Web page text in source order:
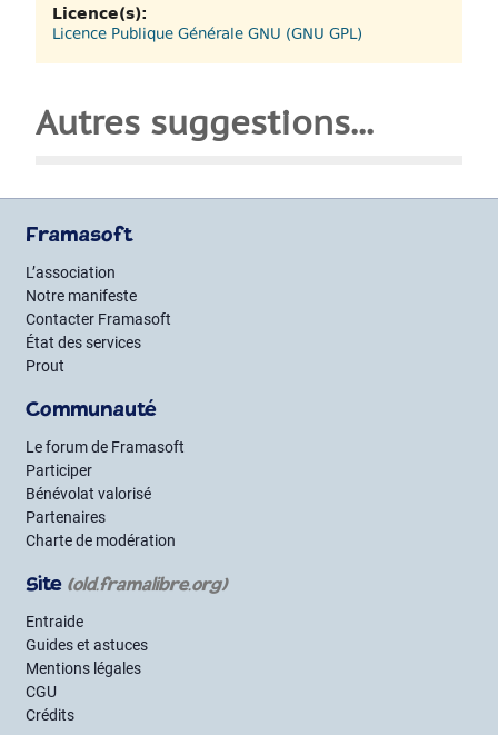
Licence(s):
Licence Publique Générale GNU (GNU GPL)
Autres suggestions...
Framasoft
L’association
Notre manifeste
Contacter Framasoft
État des services
Prout
Communauté
Le forum de Framasoft
Participer
Bénévolat valorisé
Partenaires
Charte de modération
Site (old.framalibre.org)
Entraide
Guides et astuces
Mentions légales
CGU
Crédits